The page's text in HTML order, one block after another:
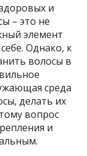
и
– это не
элемент
Однако, к
волосы в
среда
делать их
вопрос
и